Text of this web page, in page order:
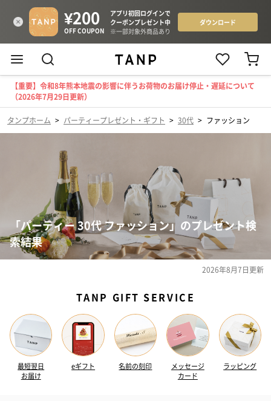
【重要】令和8年熊本地震の影響に伴うお荷物のお届け停止・遅延について
（2026年7月29日更新）
タンプホーム > パーティープレゼント・ギフト > 30代 > ファッション
「パーティー 30代 ファッション」のプレゼント検
索結果
2026年8月7日更新
TANP GIFT SERVICE
最短翌日
お届け
eギフト 名前の刻印
メッセージ
カード
ラッピング